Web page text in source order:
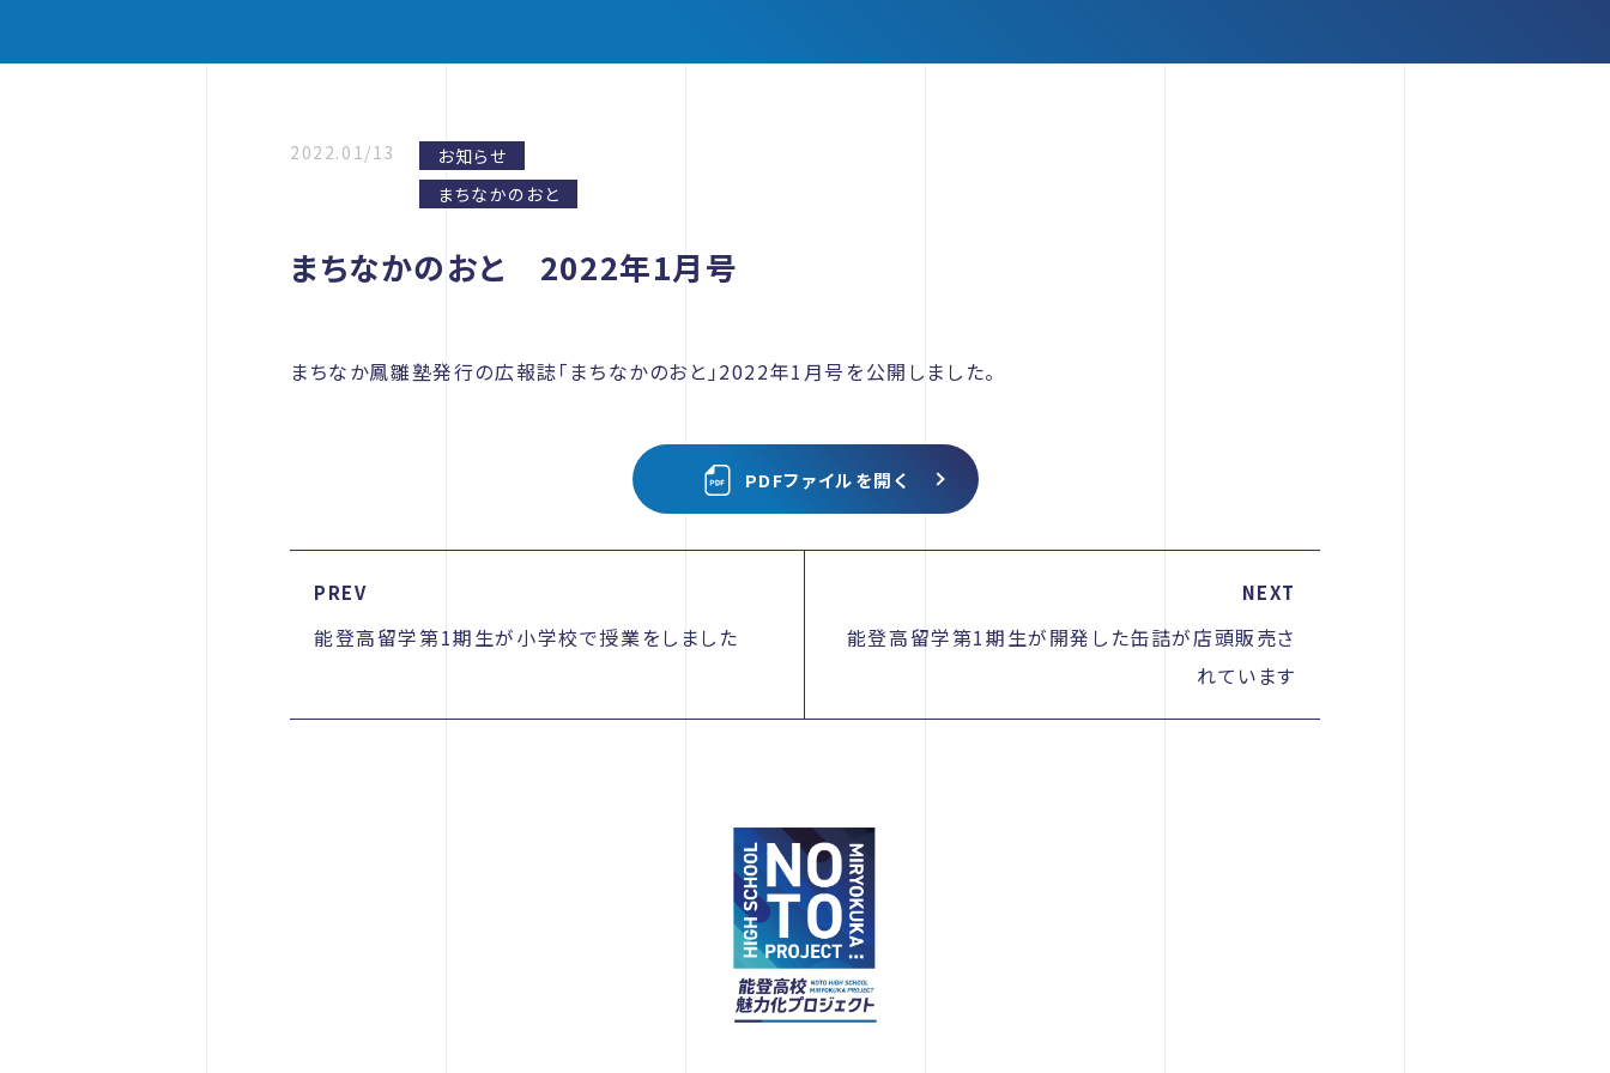
2022.01/13
お知らせ
まちなかのおと
まちなかのおと 2022年1月号
まちなか鳳雛塾発行の広報誌「まちなかのおと」2022年1月号を公開しました。
PDFファイルを開く
PREV
能登高留学第1期生が小学校で授業をしました
NEXT
能登高留学第1期生が開発した缶詰が店頭販売さ
れています